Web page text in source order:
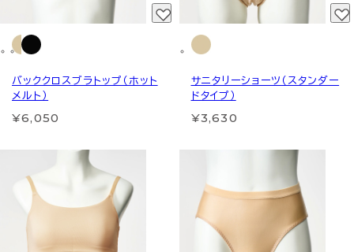
バッククロスブラトップ（ホット
メルト）
¥6,050
サニタリーショーツ（スタンダー
ドタイプ）
¥3,630